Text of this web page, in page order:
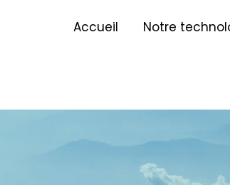
Accueil Notre